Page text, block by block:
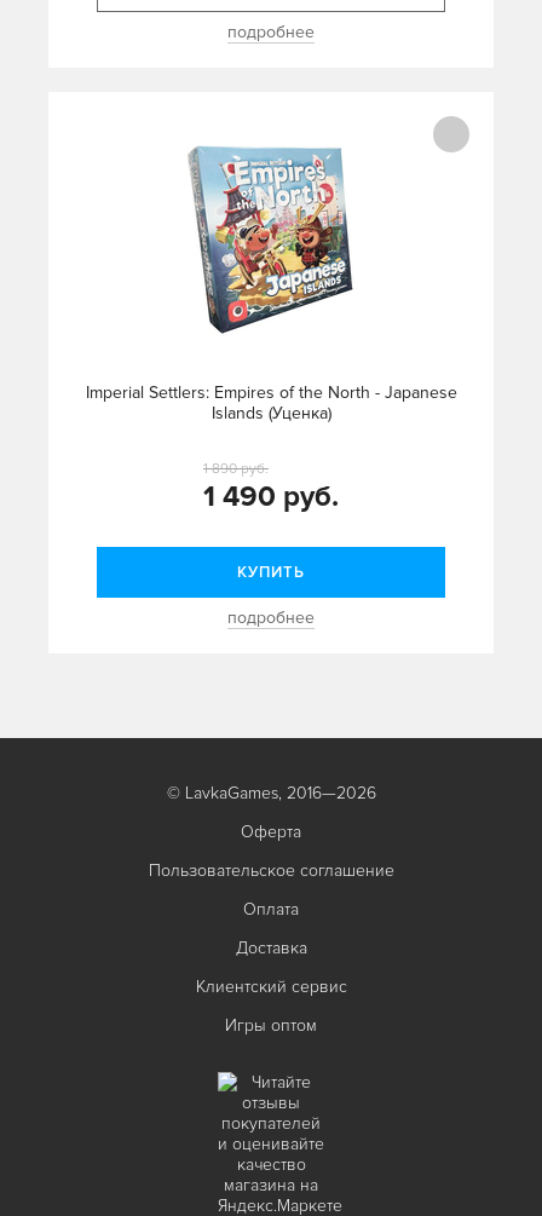
подробнее
Imperial Settlers: Empires of the North - Japanese
Islands (Уценка)
1 490 руб.
1 890 руб.
КУПИТЬ
подробнее
© LavkaGames, 2016—2026
Оферта
Пользовательское соглашение
Оплата
Доставка
Клиентский сервис
Игры оптом